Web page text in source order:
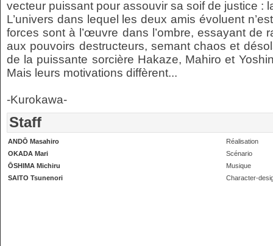
vecteur puissant pour assouvir sa soif de justice :
L’univers dans lequel les deux amis évoluent
forces sont à l’œuvre dans l’ombre, essayant de
aux pouvoirs destructeurs, semant chaos et
de la puissante sorcière Hakaze, Mahiro et
Mais leurs motivations diffèrent...
-Kurokawa-
Staff
ANDŌ Masahiro
Réalisation
OKADA Mari
Scénario
ŌSHIMA Michiru
Musique
SAITO Tsunenori
Character-